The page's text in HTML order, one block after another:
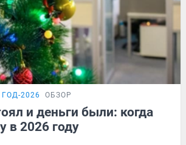
2026 ОБЗОР
и деньги были: когда
в 2026 году